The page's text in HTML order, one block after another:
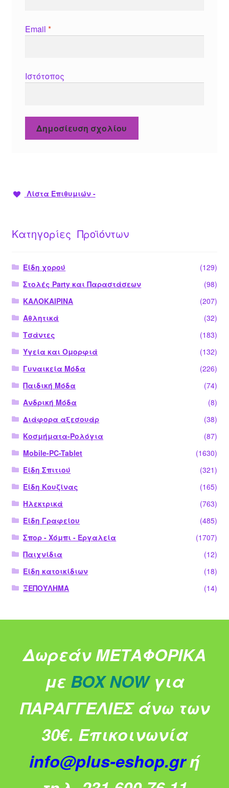
Email *
Ιστότοπος
Λίστα Επιθυμιών -
Κατηγορίες Προϊόντων
Είδη χορού
(129)
Στολές Party και Παραστάσεων
(98)
ΚΑΛΟΚΑΙΡΙΝΑ
(207)
Αθλητικά
(32)
Τσάντες
(183)
Υγεία και Ομορφιά
(132)
Γυναικεία Μόδα
(226)
Παιδική Μόδα
(74)
Ανδρική Μόδα
(8)
Διάφορα αξεσουάρ
(38)
Κοσμήματα-Ρολόγια
(87)
Mobile-PC-Tablet
(1630)
Είδη Σπιτιού
(321)
Είδη Κουζίνας
(165)
Ηλεκτρικά
(763)
Είδη Γραφείου
(485)
Σπορ - Χόμπι - Εργαλεία
(1707)
Παιχνίδια
(12)
Είδη κατοικίδιων
(18)
ΞΕΠΟΥΛΗΜΑ
(14)
Δωρεάν ΜΕΤΑΦΟΡΙΚΑ
με BOX NOW για
ΠΑΡΑΓΓΕΛΙΕΣ άνω των
30€. Επικοινωνία
info@plus-eshop.grή